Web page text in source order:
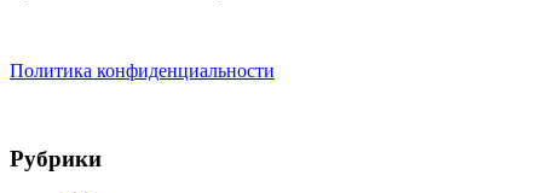
Политика конфиденциальности
Рубрики